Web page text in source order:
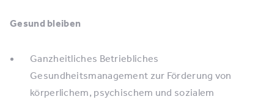
Gesund bleiben
Ganzheitliches Betriebliches
Gesundheitsmanagement zur Förderung von
körperlichem, psychischem und sozialem